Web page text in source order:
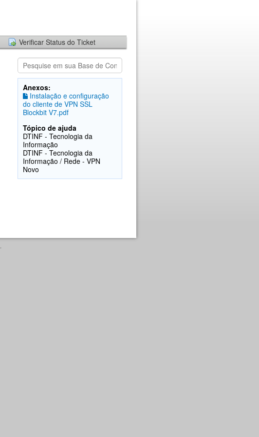
Verificar Status do Ticket
Anexos:
Instalação e configuração
do cliente de VPN SSL
Blockbit V7.pdf
Tópico de ajuda
DTINF - Tecnologia da
Informação
DTINF - Tecnologia da
Informação / Rede - VPN
Novo